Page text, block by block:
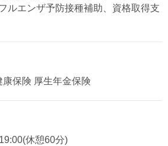
ルエンザ予防接種補助、資格取得支
保険 厚生年金保険
休憩60分)